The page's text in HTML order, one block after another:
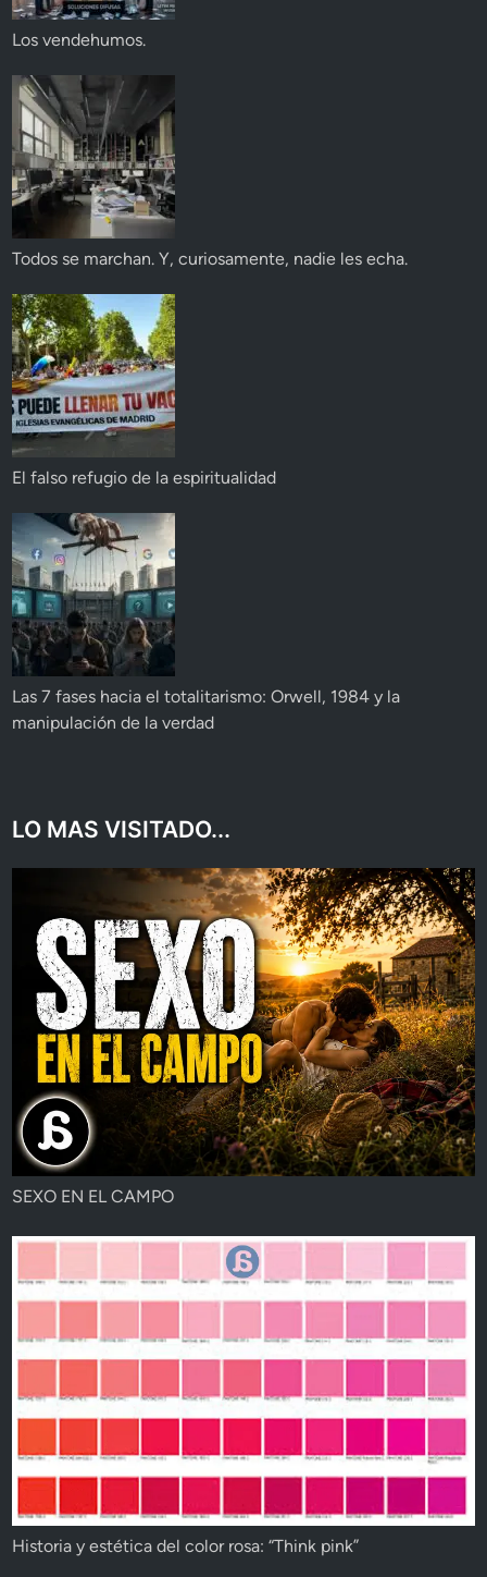
Los vendehumos.
Todos se marchan. Y, curiosamente, nadie les echa.
El falso refugio de la espiritualidad
Las 7 fases hacia el totalitarismo: Orwell, 1984 y la
manipulación de la verdad
LO MAS VISITADO...
SEXO EN EL CAMPO
Historia y estética del color rosa: “Think pink”